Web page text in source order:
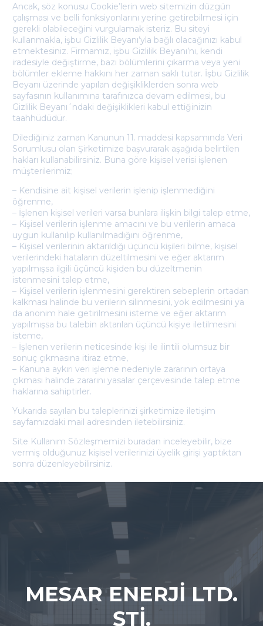
Ancak, söz konusu Cookie’lerin web sitemizin düzgün
çalışması ve belli fonksiyonlarını yerine getirebilmesi için
gerekli olabileceğini vurgulamak isteriz. Bu siteyi
kullanmakla, işbu Gizlilik Beyanı’yla bağlı olacağınızı kabul
etmektesiniz. Firmamız, işbu Gizlilik Beyanı’nı, kendi
iradesiyle değiştirme, bazı bölümlerini çıkarma veya yeni
bölümler ekleme hakkını her zaman saklı tutar. İşbu Gizlilik
Beyanı üzerinde yapılan değişikliklerden sonra web
sayfasının kullanımına tarafınızca devam edilmesi, bu
Gizlilik Beyanı´ndaki değişiklikleri kabul ettiğinizin
taahhüdüdür.
Dilediğiniz zaman Kanunun 11. maddesi kapsamında Veri
Sorumlusu olan Şirketimize başvurarak aşağıda belirtilen
hakları kullanabilirsiniz. Buna göre kişisel verisi işlenen
müşterilerimiz;
– Kendisine ait kişisel verilerin işlenip işlenmediğini
öğrenme,
– İşlenen kişisel verileri varsa bunlara ilişkin bilgi talep etme,
– Kişisel verilerin işlenme amacını ve bu verilerin amaca
uygun kullanılıp kullanılmadığını öğrenme,
– Kişisel verilerinin aktarıldığı üçüncü kişileri bilme, kişisel
verilerindeki hataların düzeltilmesini ve eğer aktarım
yapılmışsa ilgili üçüncü kişiden bu düzeltmenin
istenmesini talep etme,
– Kişisel verilerin işlenmesini gerektiren sebeplerin ortadan
kalkması halinde bu verilerin silinmesini, yok edilmesini ya
da anonim hale getirilmesini isteme ve eğer aktarım
yapılmışsa bu talebin aktarılan üçüncü kişiye iletilmesini
isteme,
– İşlenen verilerin neticesinde kişi ile ilintili olumsuz bir
sonuç çıkmasına itiraz etme,
– Kanuna aykırı veri işleme nedeniyle zararının ortaya
çıkması halinde zararını yasalar çerçevesinde talep etme
haklarına sahiptirler.
Yukarıda sayılan bu taleplerinizi şirketimize iletişim
sayfamızdaki mail adresinden iletebilirsiniz.
Site Kullanım Sözleşmemizi buradan inceleyebilir, bize
vermiş olduğunuz kişisel verilerinizi üyelik girişi yaptıktan
sonra düzenleyebilirsiniz.
MESAR ENERJİ LTD.
ŞTİ.